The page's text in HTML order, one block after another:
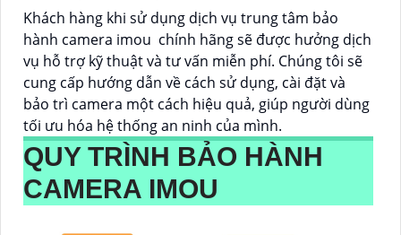
Khách hàng khi sử dụng dịch vụ trung tâm bảo
hành camera imou chính hãng sẽ được hưởng dịch
vụ hỗ trợ kỹ thuật và tư vấn miễn phí. Chúng tôi sẽ
cung cấp hướng dẫn về cách sử dụng, cài đặt và
bảo trì camera một cách hiệu quả, giúp người dùng
tối ưu hóa hệ thống an ninh của mình.
QUY TRÌNH BẢO HÀNH
CAMERA IMOU